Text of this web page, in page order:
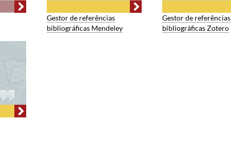
Gestor de referências
bibliográficas Mendeley
Gestor de referências
bibliográficas Zotero